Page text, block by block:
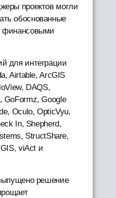
проектов могли
обоснованные
финансовыми
для интеграции
Airtable, ArcGIS
DAQS,
GoFormz, Google
Oculo, OpticVyu,
In, Shepherd,
StructShare,
viAct и
решение